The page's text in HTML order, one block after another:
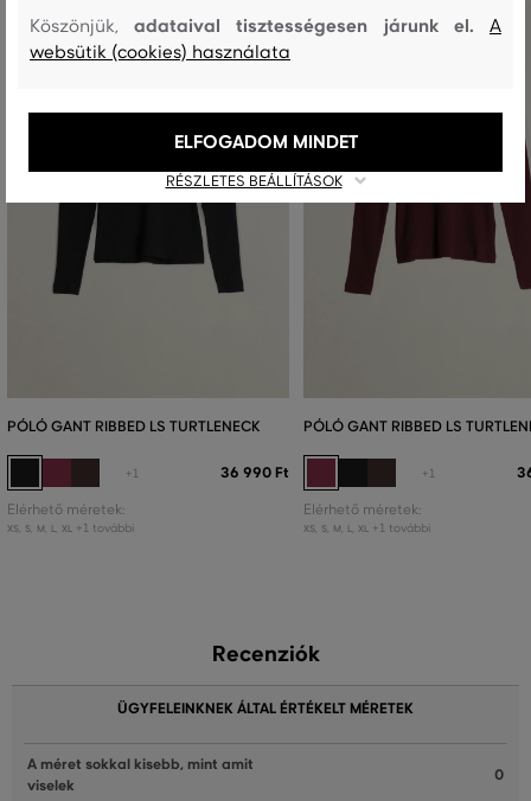
PÓLÓ GANT RIBBED LS TURTLENECK
+1 36 990 Ft
Elérhető méretek:
XS S M L XL +1 további
PÓLÓ GANT RIBBED LS
+1
Elérhető méretek:
XS S M L XL +1 további
Recenziók
ÜGYFELEINKNEK ÁLTAL ÉRTÉKELT MÉRETEK
A méret sokkal kisebb, mint amit
viselek
0
Köszönjük,adataival tisztességesen járunk el.A
websütik (cookies) használata
RÉSZLETES BEÁLLÍTÁSOK
ELFOGADOM MINDET